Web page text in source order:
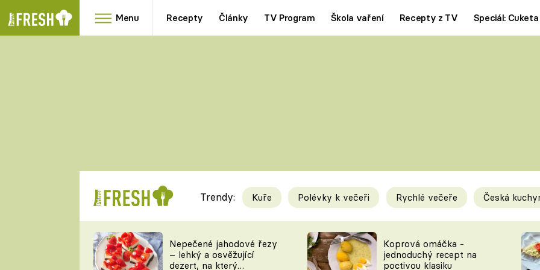
Menu Recepty Články TV Program Škola vaření Recepty z TV Speciál: Cuketa
RYCHLOVKY
Videorecepty
TEĎ VAŘÍ ŠÉF!
Tipy a triky
KAM ZA JÍDLEM
Trendy: Kuře Polévky k večeři Rychlé večeře Česká
Nepečené jahodové řezy
– lehký a osvěžující
dezert, na který
Koprová omáčka -
jednoduchý recept na
poctivou klasiku